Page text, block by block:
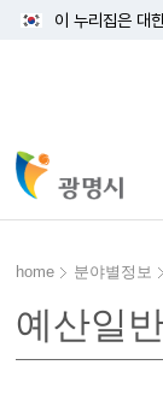
이 누리집은 대
home 분야별정보
예산일